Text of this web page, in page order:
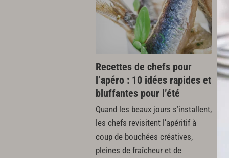
Recettes de chefs pour
l’apéro : 10 idées rapides et
bluffantes pour l’été
Quand les beaux jours s’installent,
les chefs revisitent l’apéritif à
coup de bouchées créatives,
pleines de fraîcheur et de